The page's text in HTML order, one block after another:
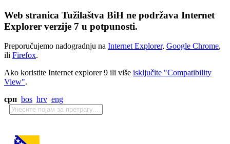
Web stranica Tužilaštva BiH ne podržava Internet
Explorer verzije 7 u potpunosti.
Preporučujemo nadogradnju na Internet Explorer, Google Chrome,
ili Firefox.
Ako koristite Internet explorer 9 ili više isključite "Compatibility
View".
срп bos hrv eng